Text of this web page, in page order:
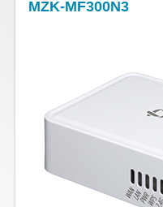
MZK-MF300N3